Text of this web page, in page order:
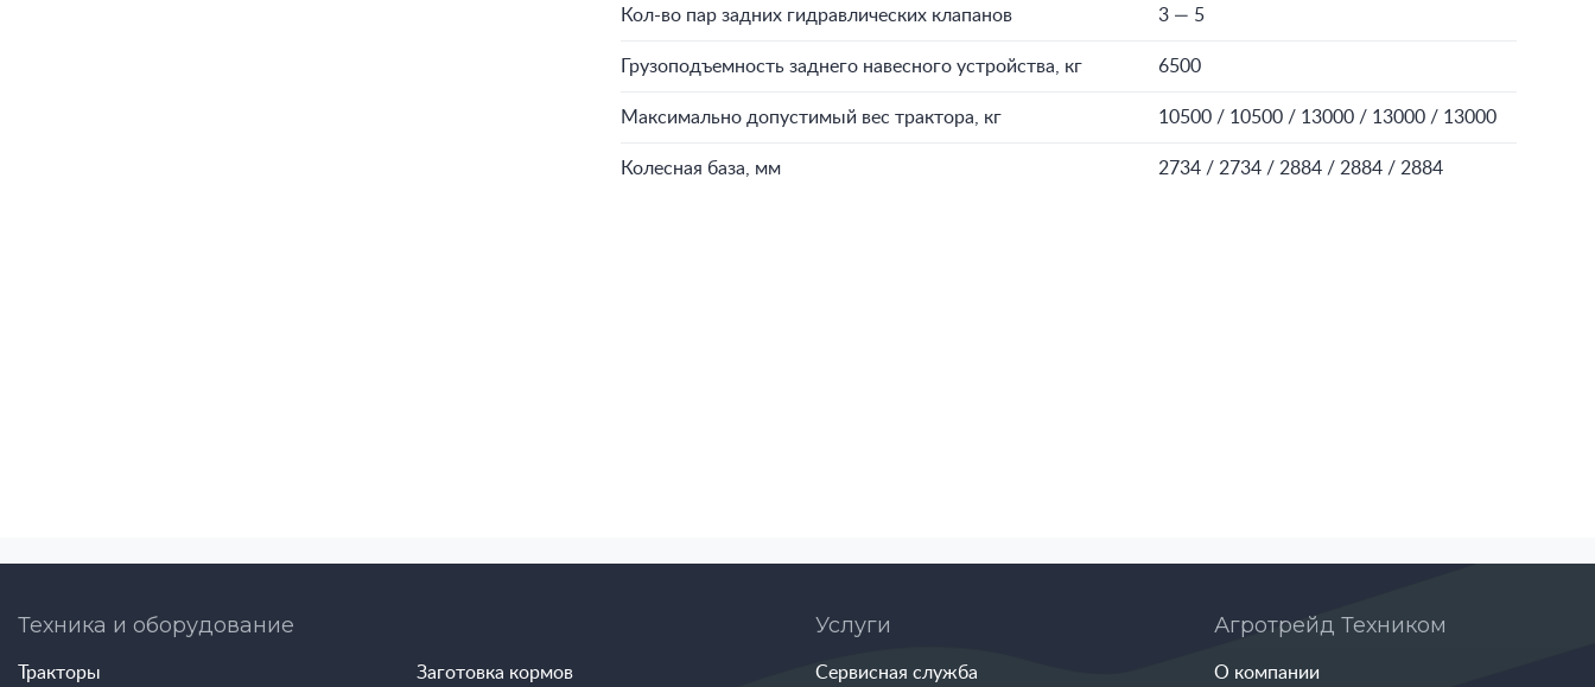
Кол-во пар задних гидравлических клапанов 3 — 5
Грузоподъемность заднего навесного устройства, кг 6500
Максимально допустимый вес трактора, кг 10500 / 10500 / 13000 / 13000 / 13000
Колесная база, мм 2734 / 2734 / 2884 / 2884 / 2884
Техника и оборудование
Тракторы
Заготовка кормов
Услуги
Сервисная служба
Агротрейд Техником
О компании